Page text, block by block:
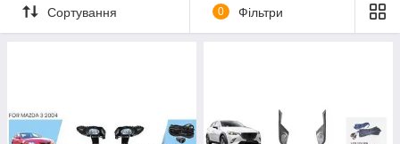
Сортування 0 Фільтри